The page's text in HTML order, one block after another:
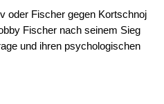
oder Fischer gegen Kortschnoj
Fischer nach seinem Sieg
und ihren psychologischen